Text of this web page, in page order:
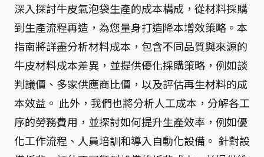
深入探討牛皮氣泡袋生產的成本構成，從材料採購
到生產流程再造，為您量身打造降本增效策略。本
指南將詳盡分析材料成本，包含不同品質與來源的
牛皮材料成本差異，並提供優化採購策略，例如談
判議價、多家供應商比價，以及評估再生材料的成
本效益。 此外，我們也將分析人工成本，分解各工
序的勞務費用，並探討如何提升生產效率，例如優
化工作流程、人員培訓和導入自動化設備。 針對設